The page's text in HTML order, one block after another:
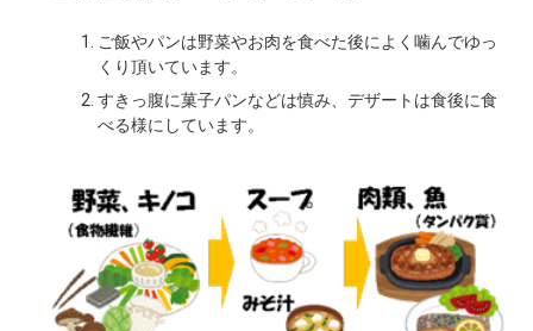
ご飯やパンは野菜やお肉を食べた後によく噛んでゆっ
くり頂いています。
すきっ腹に菓子パンなどは慎み、デザートは食後に食
べる様にしています。